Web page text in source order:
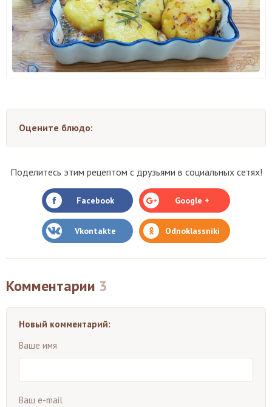
Оцените блюдо:
Поделитесь этим рецептом с друзьями в социальных сетях!
Facebook Google +
Vkontakte Odnoklassniki
Комментарии 3
Новый комментарий:
Ваше имя
Ваш e-mail